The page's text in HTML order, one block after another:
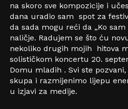
na skoro sve kompozicije i
dana uradio sam spot za
da sada mogu reći da „Ko
naličje. Radujem se što ću
nekoliko drugih mojih hitova
solističkom koncertu 20.
Domu mladih . Svi ste
skupa i razmijenimo lijepu
u izjavi za medije.